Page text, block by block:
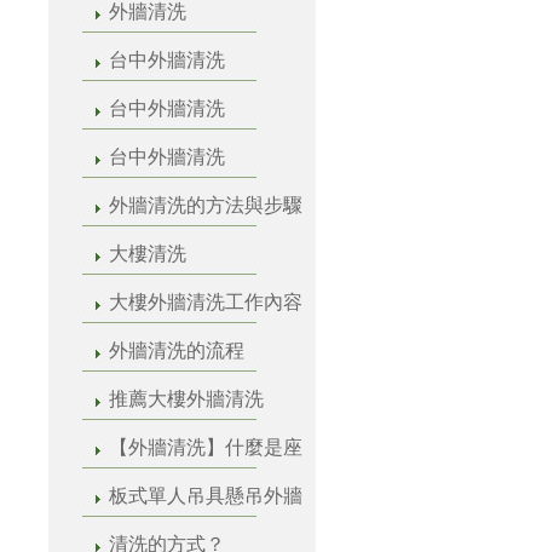
外牆清洗
台中外牆清洗
台中外牆清洗
台中外牆清洗
外牆清洗的方法與步驟
大樓清洗
大樓外牆清洗工作內容
外牆清洗的流程
推薦大樓外牆清洗
【外牆清洗】什麼是座
板式單人吊具懸吊外牆
清洗的方式？